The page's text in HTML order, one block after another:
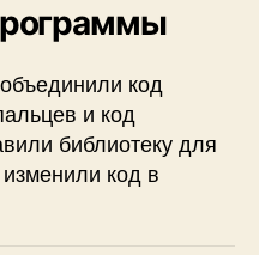
код
и код
библиотеку для
код в